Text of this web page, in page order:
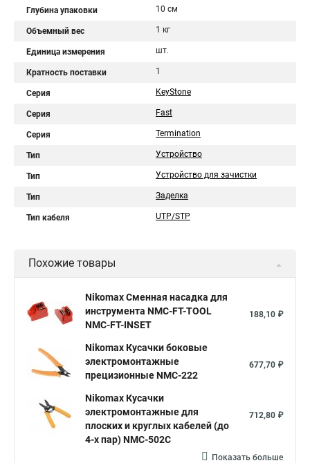
Глубина упаковки 10 см
Объемный вес 1 кг
Единица измерения шт.
Кратность поставки 1
Серия KeyStone
Серия Fast
Серия Termination
Тип Устройство
Тип Устройство для зачистки
Тип Заделка
Тип кабеля UTP/STP
Похожие товары
Nikomax Сменная насадка для
инструмента NMC-FT-TOOL
NMC-FT-INSET
188,10 ₽
Nikomax Кусачки боковые
электромонтажные
прецизионные NMC-222
677,70 ₽
Nikomax Кусачки
электромонтажные для
плоских и круглых кабелей (до
4-х пар) NMC-502C
712,80 ₽
Показать больше